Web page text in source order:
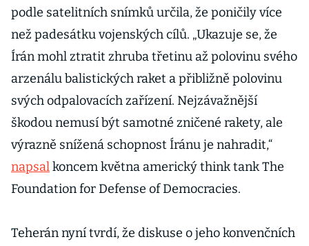
podle satelitních snímků určila, že poničily více
než padesátku vojenských cílů. „Ukazuje se, že
Írán mohl ztratit zhruba třetinu až polovinu svého
arzenálu balistických raket a přibližně polovinu
svých odpalovacích zařízení. Nejzávažnější
škodou nemusí být samotné zničené rakety, ale
výrazně snížená schopnost Íránu je nahradit,“
napsalkoncem května americký think tank The
Foundation for Defense of Democracies.
Teherán nyní tvrdí, že diskuse o jeho konvenčních